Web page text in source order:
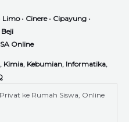
Limo• Cinere• Cipayung •
Beji
Online
, Kimia, Kebumian, Informatika,
ke Rumah Siswa, Online